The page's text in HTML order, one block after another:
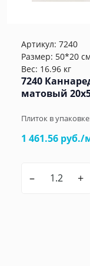
Артикул: 7240
Размер: 50*20 см
Вес: 16.96 кг
7240
матовый
Плиток в
1 461.56 руб./
– +